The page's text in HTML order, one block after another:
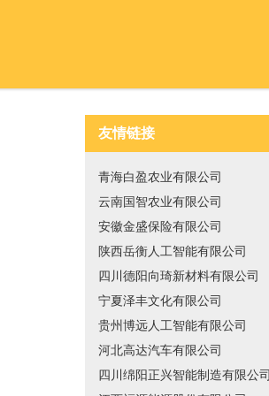
友情链接
青海白盈农业有限公司
云南国智农业有限公司
安徽金盛保险有限公司
陕西岳衡人工智能有限公司
四川德阳向琦新材料有限公司
宁夏泽丰文化有限公司
贵州博远人工智能有限公司
河北高达汽车有限公司
四川绵阳正兴智能制造有限公司